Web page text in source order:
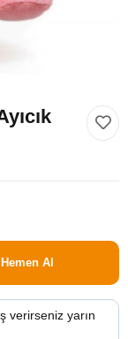
verirseniz yarın